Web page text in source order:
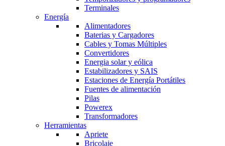
Terminales
Energía
Alimentadores
Baterias y Cargadores
Cables y Tomas Múltiples
Convertidores
Energia solar y eólica
Estabilizadores y SAIS
Estaciones de Energía Portátiles
Fuentes de alimentación
Pilas
Powerex
Transformadores
Herramientas
Apriete
Bricolaje